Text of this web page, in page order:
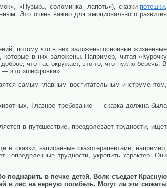
«Пузырь, соломинка, лапоть»), сказки-потешки,
Это очень важно для эмоционального развития
потому что в них заложены основные жизненные
в них заложены. Например, читая «Курочку
что нас окружает, это то, что нужно беречь. В
— это «шифровка».
самым главным воспитательным инструментом,
Главное требование — сказка должна была
в путешествие, преодолевает трудности, ищет
сказки, написанные сказотерапевтами, например,
определенные трудности, укрепить характер. Они
поджарить в печке детей, Волк съедает Красную
в лес на верную погибель. Могут ли эти сюжеты